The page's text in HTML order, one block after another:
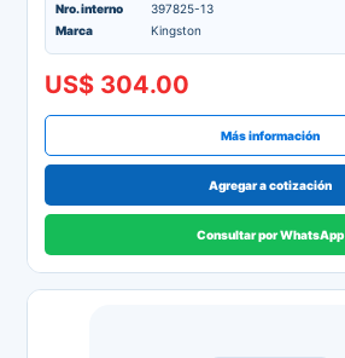
Nro. interno
397825-13
Marca
Kingston
US$ 304.00
Más información
Agregar a cotización
Consultar por WhatsApp